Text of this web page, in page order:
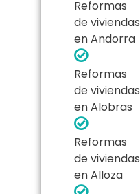
Reformas
de viviendas
en Andorra
Reformas
de viviendas
en Alobras
Reformas
de viviendas
en Alloza